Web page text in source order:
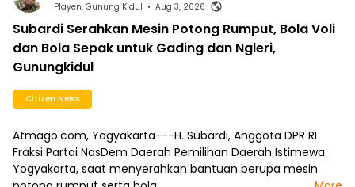
Playen, Gunung Kidul • Aug 3, 2026
Subardi Serahkan Mesin Potong Rumput, Bola Voli
dan Bola Sepak untuk Gading dan Ngleri,
Gunungkidul
Citizen News
Atmago.com, Yogyakarta---H. Subardi, Anggota DPR RI
Fraksi Partai NasDem Daerah Pemilihan Daerah Istimewa
Yogyakarta, saat menyerahkan bantuan berupa mesin